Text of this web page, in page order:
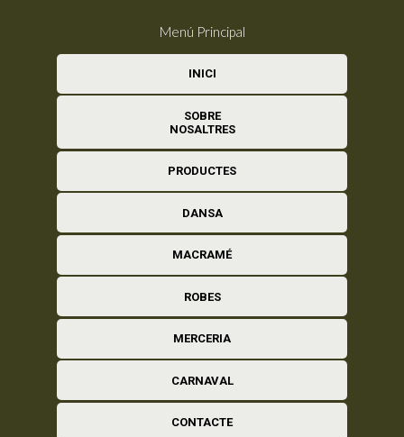
Menú Principal
INICI
SOBRE
NOSALTRES
PRODUCTES
DANSA
MACRAMÉ
ROBES
MERCERIA
CARNAVAL
CONTACTE